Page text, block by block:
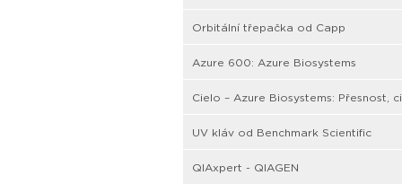
Orbitální třepačka od Capp
Azure 600: Azure Biosystems
Cielo – Azure Biosystems: Přesnost,
UV kláv od Benchmark Scientific
QIAxpert - QIAGEN